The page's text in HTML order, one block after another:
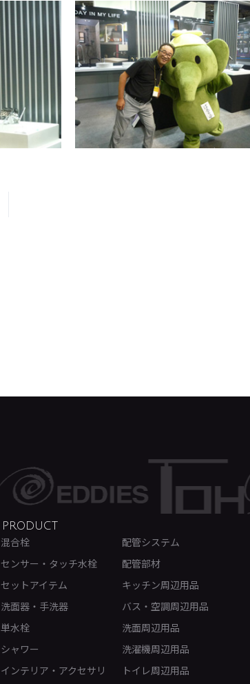
PRODUCT
混合栓
センサー・タッチ水栓
セットアイテム
洗面器・手洗器
単水栓
シャワー
インテリア・アクセサリ
配管システム
配管部材
キッチン周辺用品
バス・空調周辺用品
洗面周辺用品
洗濯機周辺用品
トイレ周辺用品